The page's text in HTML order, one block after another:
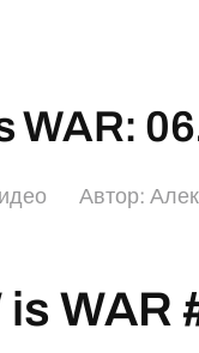
WAR:
Автор:
is WAR